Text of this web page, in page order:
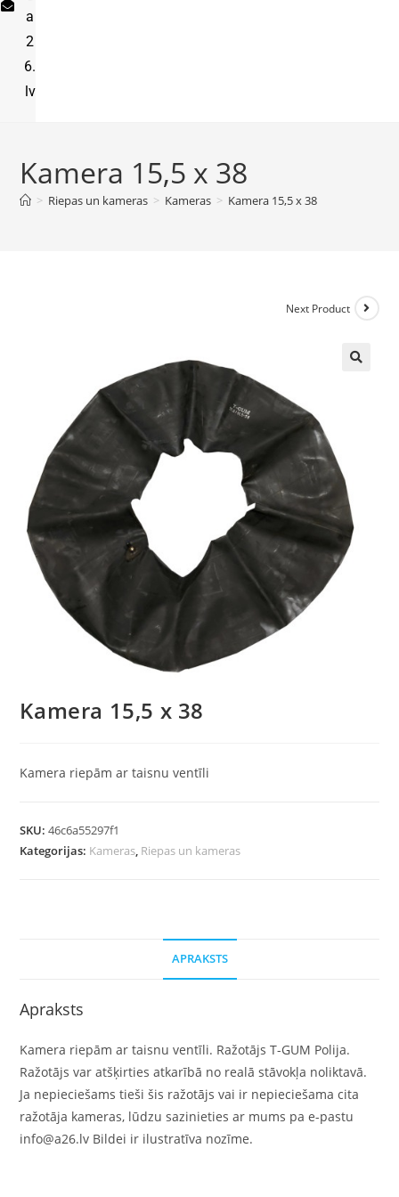
a
2
6.
lv
Kamera 15,5 x 38
> Riepas un kameras > Kameras > Kamera 15,5 x 38
Next Product
Kamera 15,5 x 38
Kamera riepām ar taisnu ventīli
SKU:46c6a55297f1
Kategorijas: Kameras, Riepas un kameras
APRAKSTS
Apraksts
Kamera riepām ar taisnu ventīli. Ražotājs T-GUM Polija.
Ražotājs var atšķirties atkarībā no realā stāvokļa noliktavā.
Ja nepieciešams tieši šis ražotājs vai ir nepieciešama cita
ražotāja kameras, lūdzu sazinieties ar mums pa e-pastu
info@a26.lv Bildei ir ilustratīva nozīme.